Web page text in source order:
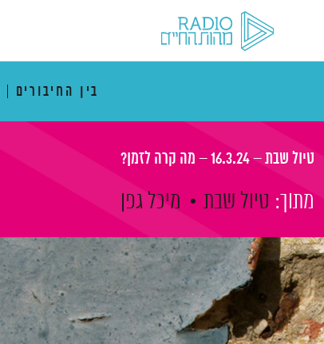
בין החיבורים
טיול שבת – 16.3.24 – מה קרה לזמן?
מתוך: טיול שבת מיכל גפן